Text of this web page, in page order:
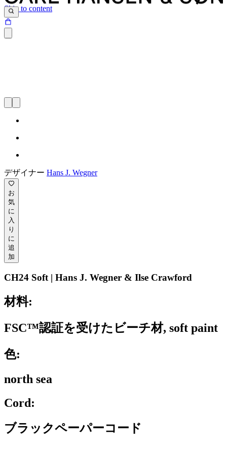
Skip to content
デザイナー Hans J. Wegner
お
気
に
入
り
に
追
加
CH24 Soft | Hans J. Wegner & Ilse Crawford
材料:
FSC™認証を受けたビーチ材, soft paint
色:
north sea
Cord:
ブラックペーパーコード